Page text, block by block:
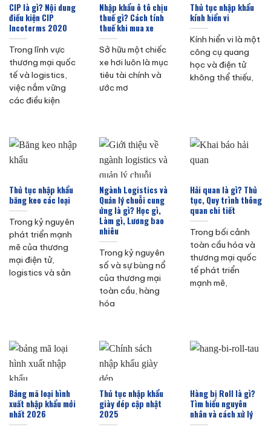
CIP là gì? Nội dung
điều kiện CIP
Incoterms 2020
Trong lĩnh vực
thương mại quốc
tế và logistics,
việc nắm vững
các điều kiện
Nhập khẩu ô tô chịu
thuế gì? Cách tính
thuế khi mua xe
Sở hữu một chiếc
xe hơi luôn là mục
tiêu tài chính và
ước mơ
Thủ tục nhập khẩu
kính hiển vi
Kính hiển vi là một
công cụ quang
học và điện tử
không thể thiếu,
Thủ tục nhập khẩu
băng keo các loại
Trong kỷ nguyên
phát triển mạnh
mẽ của thương
mại điện tử,
logistics và sản
Ngành Logistics và
Quản lý chuỗi cung
ứng là gì? Học gì,
Làm gì, Lương bao
nhiêu
Trong kỷ nguyên
số và sự bùng nổ
của thương mại
toàn cầu, hàng
hóa
Hải quan là gì? Thủ
tục, Quy trình thông
quan chi tiết
Trong bối cảnh
toàn cầu hóa và
thương mại quốc
tế phát triển
mạnh mẽ,
Bảng mã loại hình
xuất nhập khẩu mới
nhất 2026
Thủ tục nhập khẩu
giày dép cập nhật
2025
Hàng bị Roll là gì?
Tìm hiểu nguyên
nhân và cách xử lý